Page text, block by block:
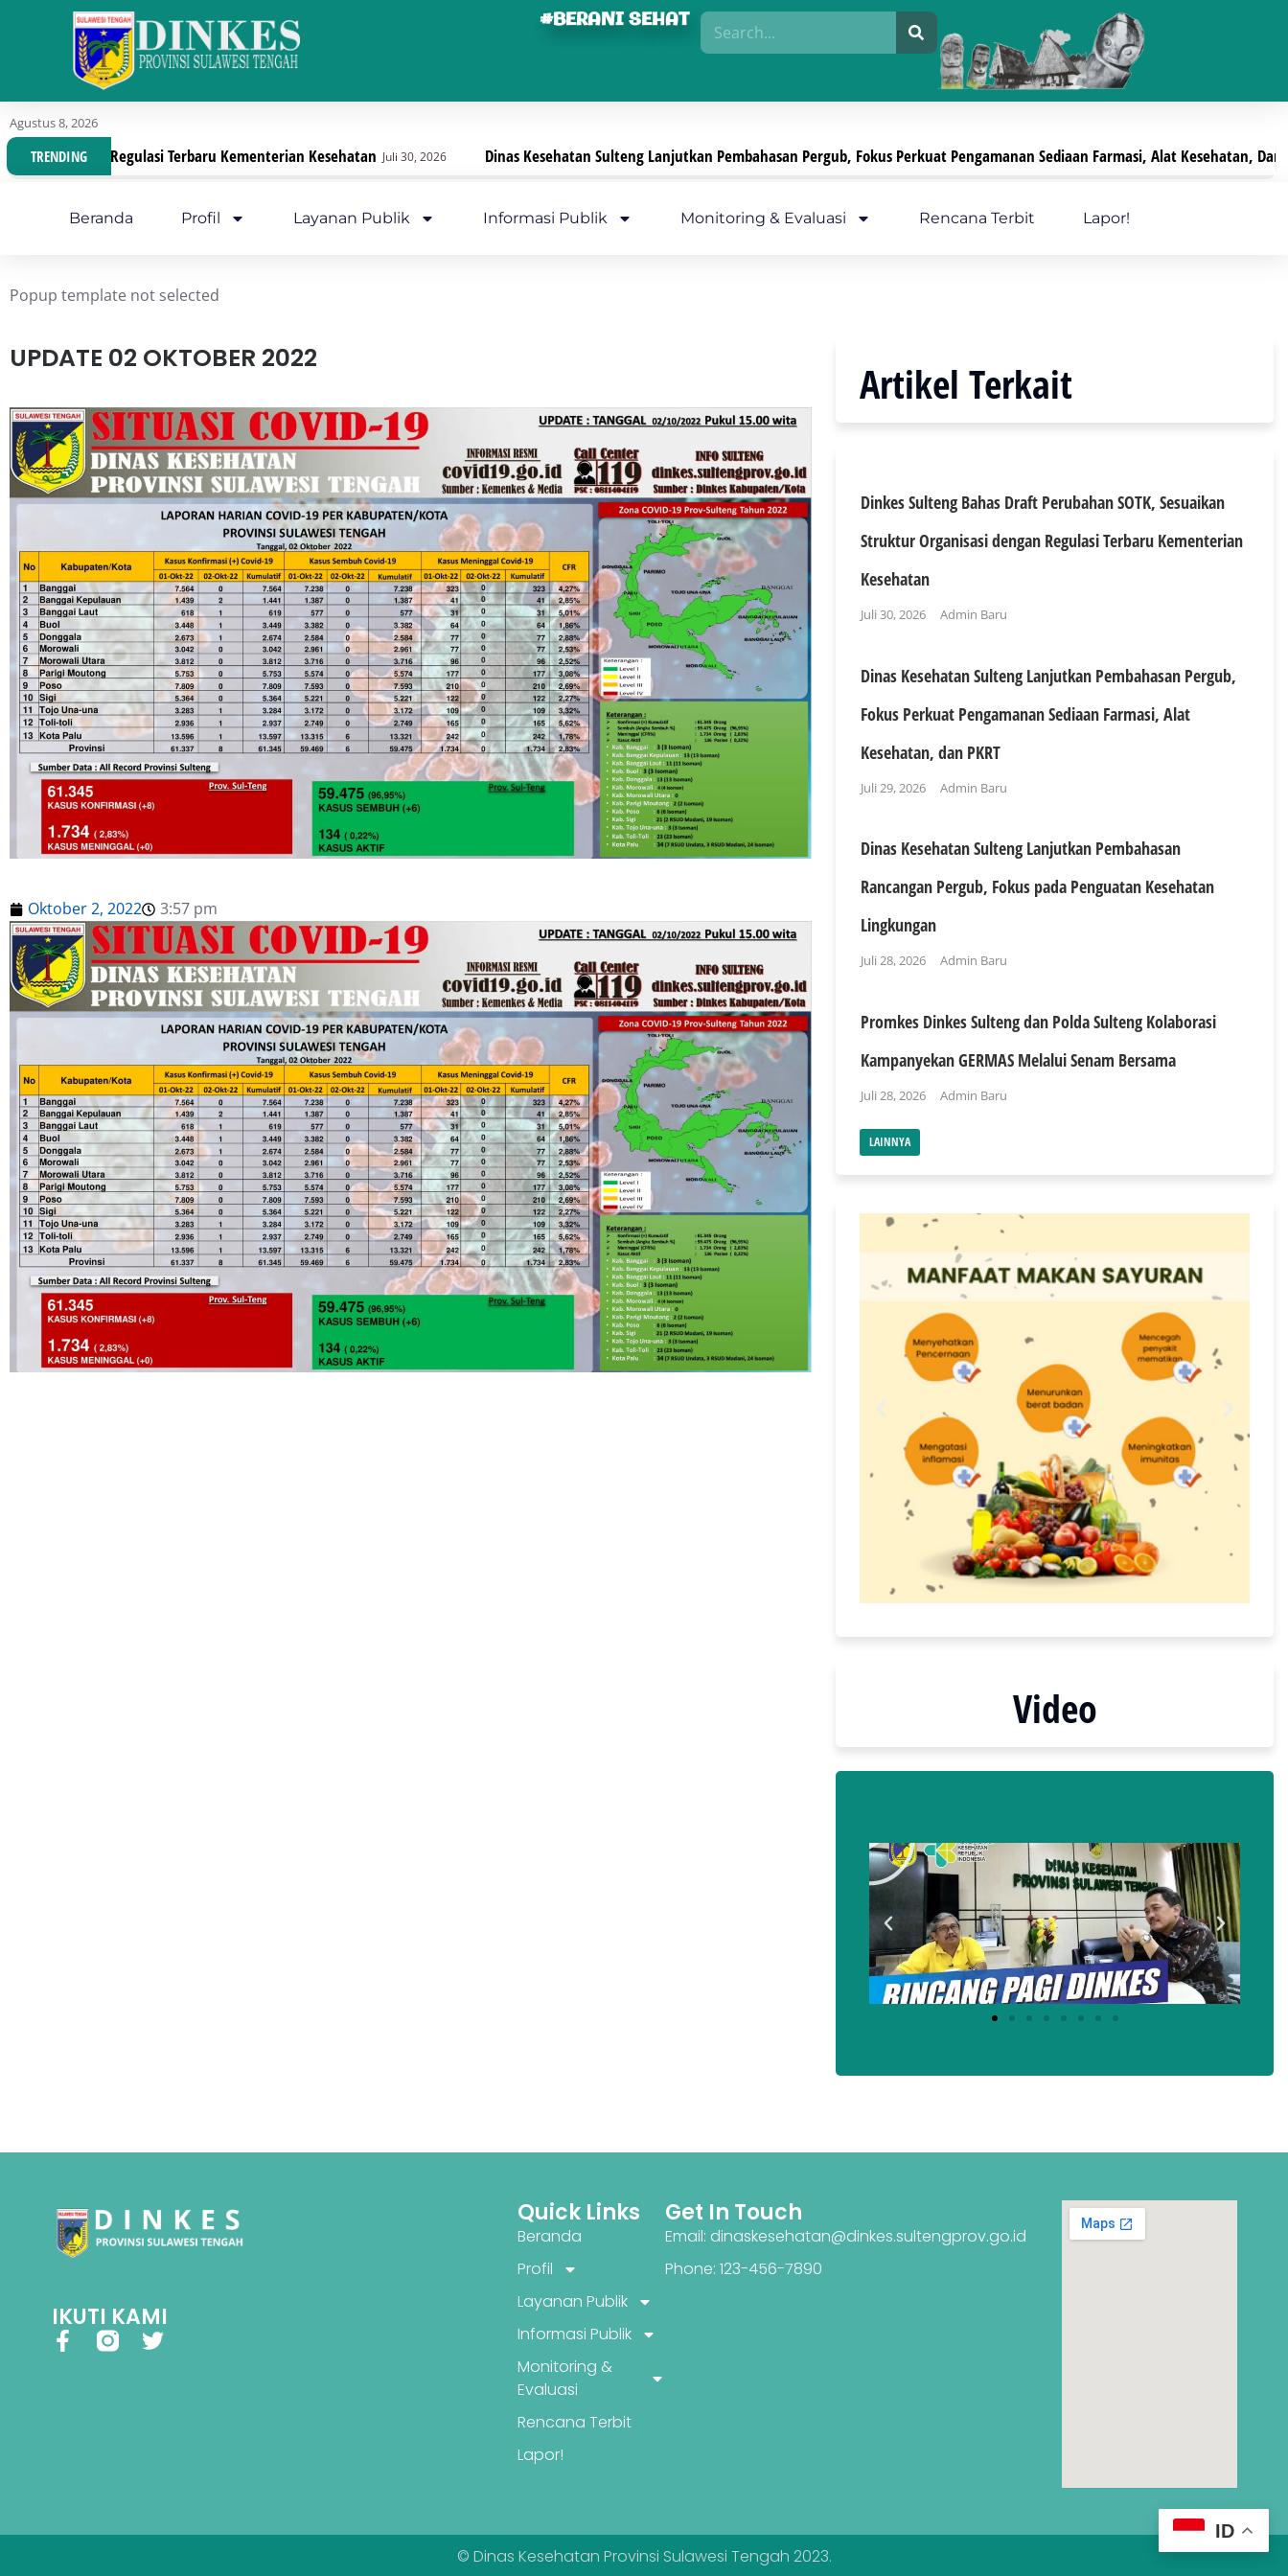
#BERANI SEHAT
Agustus 8, 2026
TRENDING
Regulasi Terbaru Kementerian Kesehatan Juli 30, 2026 Dinas Kesehatan Sulteng Lanjutkan Pembahasan Pergub, Fokus Perkuat Pengamanan Sediaan Farmasi, Alat Kesehatan, Dan PKRT Juli 29, 2026
Beranda Profil Layanan Publik Informasi Publik Monitoring & Evaluasi Rencana Terbit Lapor!
Popup template not selected
UPDATE 02 OKTOBER 2022
Oktober 2, 2022 3:57 pm
Artikel Terkait
Dinkes Sulteng Bahas Draft Perubahan SOTK, Sesuaikan
Struktur Organisasi dengan Regulasi Terbaru Kementerian
Kesehatan
Juli 30, 2026 Admin Baru
Dinas Kesehatan Sulteng Lanjutkan Pembahasan Pergub,
Fokus Perkuat Pengamanan Sediaan Farmasi, Alat
Kesehatan, dan PKRT
Juli 29, 2026 Admin Baru
Dinas Kesehatan Sulteng Lanjutkan Pembahasan
Rancangan Pergub, Fokus pada Penguatan Kesehatan
Lingkungan
Juli 28, 2026 Admin Baru
Promkes Dinkes Sulteng dan Polda Sulteng Kolaborasi
Kampanyekan GERMAS Melalui Senam Bersama
Juli 28, 2026 Admin Baru
LAINNYA
Video
IKUTI KAMI
Quick Links
Beranda
Profil
Layanan Publik
Informasi Publik
Monitoring &
Evaluasi
Rencana Terbit
Lapor!
Get In Touch
Email: dinaskesehatan@dinkes.sultengprov.go.id
Phone: 123-456-7890
© Dinas Kesehatan Provinsi Sulawesi Tengah 2023.
ID